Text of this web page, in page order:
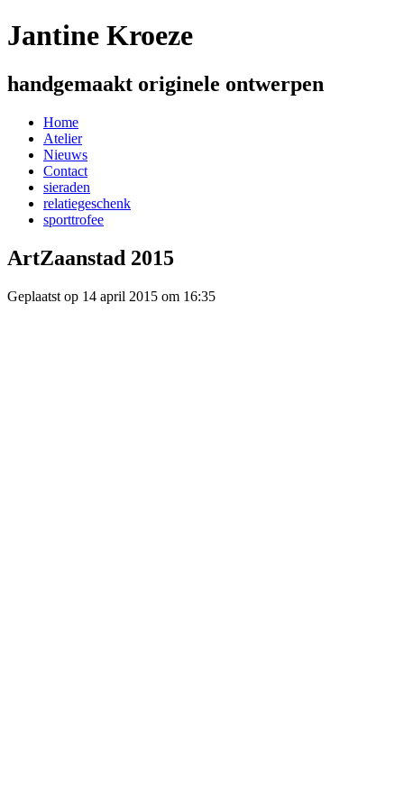
Jantine Kroeze
handgemaakt originele ontwerpen
Home
Atelier
Nieuws
Contact
sieraden
relatiegeschenk
sporttrofee
ArtZaanstad 2015
Geplaatst op 14 april 2015 om 16:35